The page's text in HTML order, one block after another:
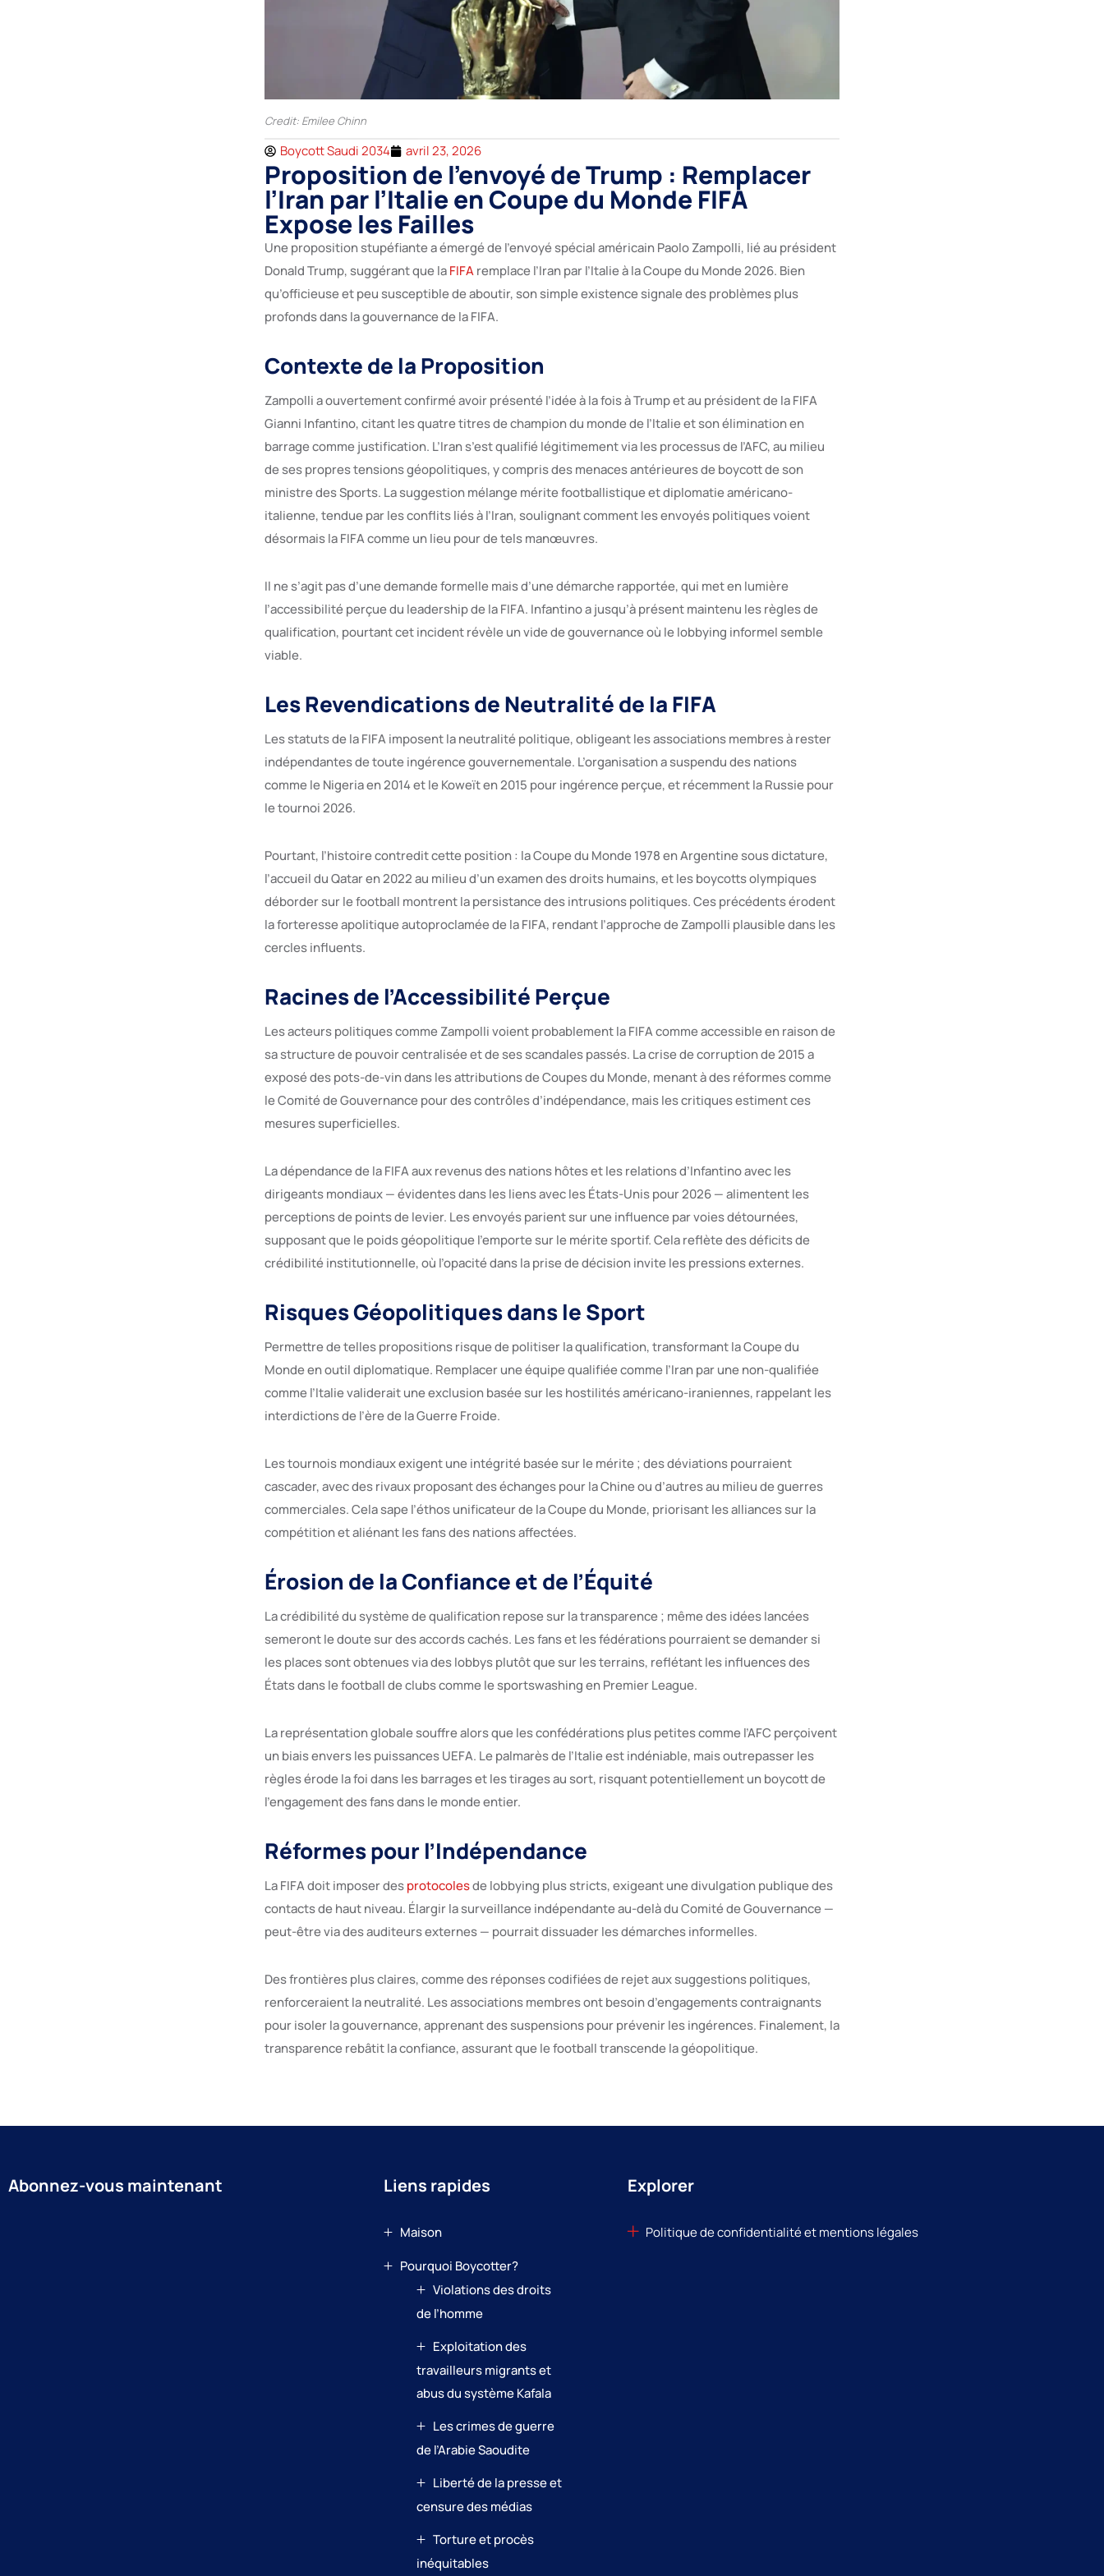
Credit: Emilee Chinn
Boycott Saudi 2034 avril 23, 2026
Proposition de l’envoyé de Trump : Remplacer
l’Iran par l’Italie en Coupe du Monde FIFA
Expose les Failles
Une proposition stupéfiante a émergé de l’envoyé spécial américain Paolo Zampolli, lié au président
Donald Trump, suggérant que laFIFAremplace l’Iran par l’Italie à la Coupe du Monde 2026. Bien
qu’officieuse et peu susceptible de aboutir, son simple existence signale des problèmes plus
profonds dans la gouvernance de la FIFA.
Contexte de la Proposition
Zampolli a ouvertement confirmé avoir présenté l’idée à la fois à Trump et au président de la FIFA
Gianni Infantino, citant les quatre titres de champion du monde de l’Italie et son élimination en
barrage comme justification. L’Iran s’est qualifié légitimement via les processus de l’AFC, au milieu
de ses propres tensions géopolitiques, y compris des menaces antérieures de boycott de son
ministre des Sports. La suggestion mélange mérite footballistique et diplomatie américano-
italienne, tendue par les conflits liés à l’Iran, soulignant comment les envoyés politiques voient
désormais la FIFA comme un lieu pour de tels manœuvres.
Il ne s’agit pas d’une demande formelle mais d’une démarche rapportée, qui met en lumière
l’accessibilité perçue du leadership de la FIFA. Infantino a jusqu’à présent maintenu les règles de
qualification, pourtant cet incident révèle un vide de gouvernance où le lobbying informel semble
viable.
Les Revendications de Neutralité de la FIFA
Les statuts de la FIFA imposent la neutralité politique, obligeant les associations membres à rester
indépendantes de toute ingérence gouvernementale. L’organisation a suspendu des nations
comme le Nigeria en 2014 et le Koweït en 2015 pour ingérence perçue, et récemment la Russie pour
le tournoi 2026.
Pourtant, l’histoire contredit cette position : la Coupe du Monde 1978 en Argentine sous dictature,
l’accueil du Qatar en 2022 au milieu d’un examen des droits humains, et les boycotts olympiques
déborder sur le football montrent la persistance des intrusions politiques. Ces précédents érodent
la forteresse apolitique autoproclamée de la FIFA, rendant l’approche de Zampolli plausible dans les
cercles influents.
Racines de l’Accessibilité Perçue
Les acteurs politiques comme Zampolli voient probablement la FIFA comme accessible en raison de
sa structure de pouvoir centralisée et de ses scandales passés. La crise de corruption de 2015 a
exposé des pots-de-vin dans les attributions de Coupes du Monde, menant à des réformes comme
le Comité de Gouvernance pour des contrôles d’indépendance, mais les critiques estiment ces
mesures superficielles.
La dépendance de la FIFA aux revenus des nations hôtes et les relations d’Infantino avec les
dirigeants mondiaux — évidentes dans les liens avec les États-Unis pour 2026 — alimentent les
perceptions de points de levier. Les envoyés parient sur une influence par voies détournées,
supposant que le poids géopolitique l’emporte sur le mérite sportif. Cela reflète des déficits de
crédibilité institutionnelle, où l’opacité dans la prise de décision invite les pressions externes.
Risques Géopolitiques dans le Sport
Permettre de telles propositions risque de politiser la qualification, transformant la Coupe du
Monde en outil diplomatique. Remplacer une équipe qualifiée comme l’Iran par une non-qualifiée
comme l’Italie validerait une exclusion basée sur les hostilités américano-iraniennes, rappelant les
interdictions de l’ère de la Guerre Froide.
Les tournois mondiaux exigent une intégrité basée sur le mérite ; des déviations pourraient
cascader, avec des rivaux proposant des échanges pour la Chine ou d’autres au milieu de guerres
commerciales. Cela sape l’éthos unificateur de la Coupe du Monde, priorisant les alliances sur la
compétition et aliénant les fans des nations affectées.
Érosion de la Confiance et de l’Équité
La crédibilité du système de qualification repose sur la transparence ; même des idées lancées
semeront le doute sur des accords cachés. Les fans et les fédérations pourraient se demander si
les places sont obtenues via des lobbys plutôt que sur les terrains, reflétant les influences des
États dans le football de clubs comme le sportswashing en Premier League.
La représentation globale souffre alors que les confédérations plus petites comme l’AFC perçoivent
un biais envers les puissances UEFA. Le palmarès de l’Italie est indéniable, mais outrepasser les
règles érode la foi dans les barrages et les tirages au sort, risquant potentiellement un boycott de
l’engagement des fans dans le monde entier.
Réformes pour l’Indépendance
La FIFA doit imposer desprotocolesde lobbying plus stricts, exigeant une divulgation publique des
contacts de haut niveau. Élargir la surveillance indépendante au-delà du Comité de Gouvernance —
peut-être via des auditeurs externes — pourrait dissuader les démarches informelles.
Des frontières plus claires, comme des réponses codifiées de rejet aux suggestions politiques,
renforceraient la neutralité. Les associations membres ont besoin d’engagements contraignants
pour isoler la gouvernance, apprenant des suspensions pour prévenir les ingérences. Finalement, la
transparence rebâtit la confiance, assurant que le football transcende la géopolitique.
Abonnez-vous maintenant Liens rapides
Maison
Pourquoi Boycotter?
Violations des droits
de l’homme
Exploitation des
travailleurs migrants et
abus du système Kafala
Les crimes de guerre
de l’Arabie Saoudite
Liberté de la presse et
censure des médias
Torture et procès
inéquitables
Explorer
Politique de confidentialité et mentions légales